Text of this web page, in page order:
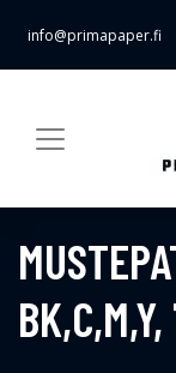
info@primapaper.fi